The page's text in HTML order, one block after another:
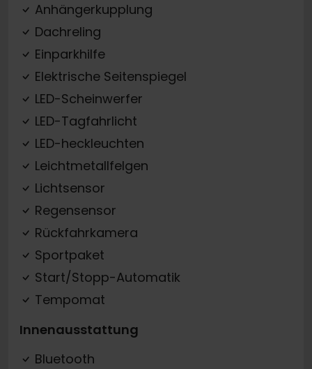
Anhängerkupplung
Dachreling
Einparkhilfe
Elektrische Seitenspiegel
LED-Scheinwerfer
LED-Tagfahrlicht
LED-heckleuchten
Leichtmetallfelgen
Lichtsensor
Regensensor
Rückfahrkamera
Sportpaket
Start/Stopp-Automatik
Tempomat
Innenausstattung
Bluetooth